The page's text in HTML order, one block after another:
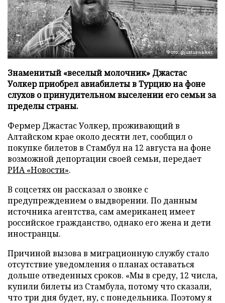
Фото: @justuswalker
Знаменитый «веселый молочник» Джастас
Уолкер приобрел авиабилеты в Турцию на фоне
слухов о принудительном выселении его семьи за
пределы страны.
Фермер Джастас Уолкер, проживающий в
Алтайском крае около десяти лет, сообщил о
покупке билетов в Стамбул на 12 августа на фоне
возможной депортации своей семьи, передает
РИА «Новости».
В соцсетях он рассказал о звонке с
предупреждением о выдворении. По данным
источника агентства, сам американец имеет
российское гражданство, однако его жена и дети
иностранцы.
Причиной вызова в миграционную службу стало
отсутствие уведомления о планах оставаться
дольше отведенных сроков. «Мы в среду, 12 числа,
купили билеты из Стамбула, потому что сказали,
что три дня будет, ну, с понедельника. Поэтому я